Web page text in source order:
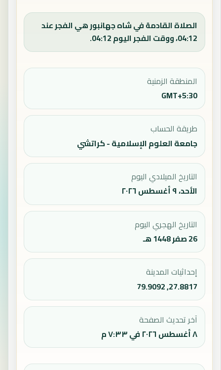
الصلاة القادمة في شاه جهانبور هي الفجر عند
04:12، ووقت الفجر اليوم 04:12.
المنطقة الزمنية
GMT+5:30
طريقة الحساب
جامعة العلوم الإسلامية - كراتشي
التاريخ الميلادي اليوم
الأحد، ٩ أغسطس ٢٠٢٦
التاريخ الهجري اليوم
26 صفر 1448 هـ
إحداثيات المدينة
27.8817, 79.9092
آخر تحديث الصفحة
٨ أغسطس ٢٠٢٦ في ٧:٣٣ م